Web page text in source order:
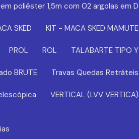
poliéster 1,5m com 02 argolas em D
SKED KIT - MACA SKED MAMUTE
PROL ROL TALABARTE TIPO Y
BRUTE Travas Quedas Retráteis
VERTICAL (LVV VERTICA)